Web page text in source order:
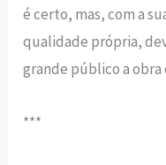
é certo, mas, com a
qualidade própria,
grande público a obra
***